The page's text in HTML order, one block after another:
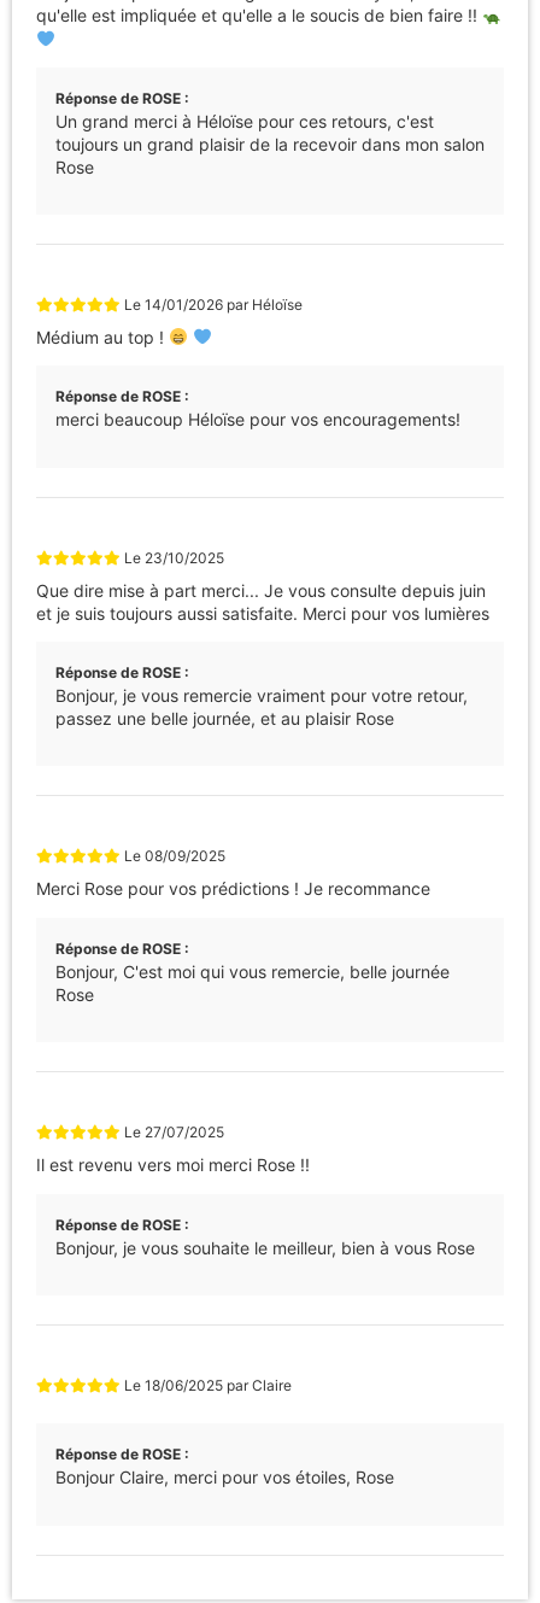
qu'elle est impliquée et qu'elle a le soucis de bien faire !!
Réponse de ROSE :
Un grand merci à Héloïse pour ces retours, c'est
toujours un grand plaisir de la recevoir dans mon salon
Rose
Le 14/01/2026 par Héloïse
Médium au top !
Réponse de ROSE :
merci beaucoup Héloïse pour vos encouragements!
Le 23/10/2025
Que dire mise à part merci... Je vous consulte depuis juin
et je suis toujours aussi satisfaite. Merci pour vos lumières
Réponse de ROSE :
Bonjour, je vous remercie vraiment pour votre retour,
passez une belle journée, et au plaisir Rose
Le 08/09/2025
Merci Rose pour vos prédictions ! Je recommance
Réponse de ROSE :
Bonjour, C'est moi qui vous remercie, belle journée
Rose
Le 27/07/2025
Il est revenu vers moi merci Rose !!
Réponse de ROSE :
Bonjour, je vous souhaite le meilleur, bien à vous Rose
Le 18/06/2025 parClaire
Réponse de ROSE :
Bonjour Claire, merci pour vos étoiles, Rose